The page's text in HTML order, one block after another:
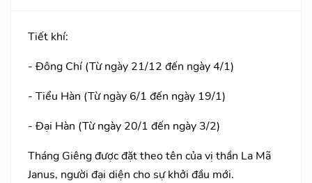
Tiết khí:
- Đông Chí (Từ ngày 21/12 đến ngày 4/1)
- Tiểu Hàn (Từ ngày 6/1 đến ngày 19/1)
- Đại Hàn (Từ ngày 20/1 đến ngày 3/2)
Tháng Giêng được đặt theo tên của vị thần La Mã
Janus, người đại diện cho sự khởi đầu mới.